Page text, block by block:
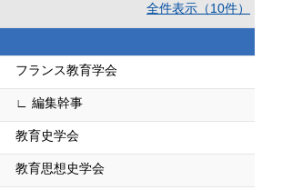
全件表示（10件）
フランス教育学会
∟ 編集幹事
教育史学会
教育思想史学会